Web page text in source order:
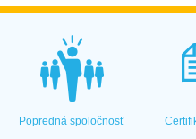
Popredná spoločnosť